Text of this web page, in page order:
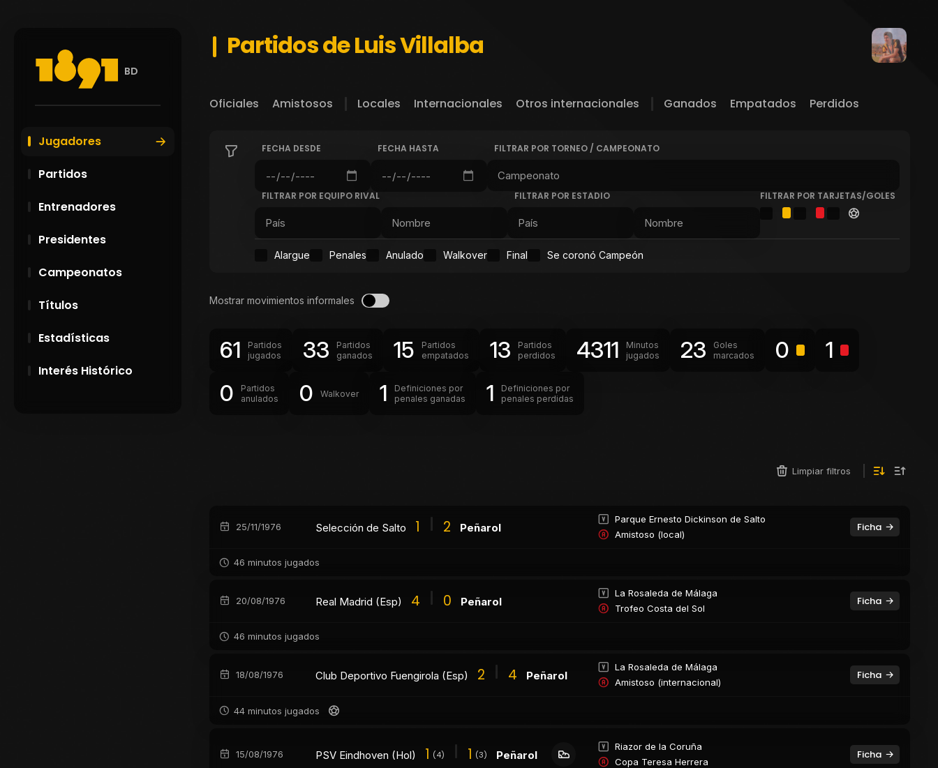
BD
Jugadores
Partidos
Entrenadores
Presidentes
Campeonatos
Títulos
Estadísticas
Interés Histórico
Partidos de Luis Villalba
Oficiales Amistosos Locales Internacionales Otros internacionales Ganados Empatados Perdidos
FECHA DESDE FECHA HASTA FILTRAR POR TORNEO / CAMPEONATO
FILTRAR POR EQUIPO RIVAL FILTRAR POR ESTADIO FILTRAR POR TARJETAS/GOLES
Alargue Penales Anulado Walkover Final Se coronó Campeón
Mostrar movimientos informales
61
Partidos
jugados
33
Partidos
ganados
15
Partidos
empatados
13
Partidos
perdidos
4311
Minutos
jugados
23
Goles
marcados
0
1
0
Partidos
anulados
0 Walkover 1
Definiciones por
penales ganadas
1
Definiciones por
penales perdidas
Limpiar filtros
25/11/1976 Selección de Salto 1 2 Peñarol
Parque Ernesto Dickinson de Salto
Amistoso (local)
Ficha
46 minutos jugados
20/08/1976 Real Madrid (Esp) 4 0 Peñarol
La Rosaleda de Málaga
Trofeo Costa del Sol
Ficha
46 minutos jugados
18/08/1976 Club Deportivo Fuengirola (Esp) 2 4 Peñarol
La Rosaleda de Málaga
Amistoso (internacional)
Ficha
44 minutos jugados
15/08/1976 PSV Eindhoven (Hol) 1 (4) 1 (3) Peñarol
Riazor de la Coruña
Copa Teresa Herrera
Ficha